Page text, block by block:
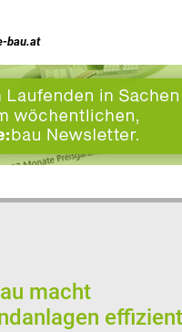
bau.at
macht